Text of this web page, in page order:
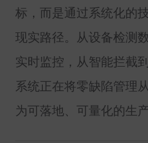
标，而是通过系统化的
现实路径。从设备检测
实时监控，从智能拦截
系统正在将零缺陷管理
为可落地、可量化的生产